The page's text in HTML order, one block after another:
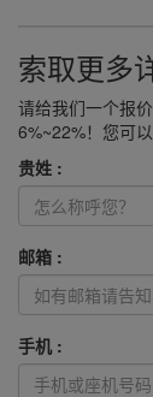
索取更多
请给我们一个报
6%~22%！您可
贵姓 :
邮箱 :
手机 :